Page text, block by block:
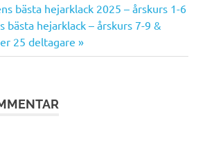
bästa hejarklack 2025 – årskurs 1-6
bästa hejarklack – årskurs 7-9 &
25 deltagare